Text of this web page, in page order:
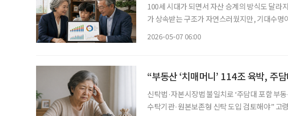
100세 시대가 되면서 자산 승계의 방식도 달라
가 상속받는 구조가 자연스러웠지만, 기대수
2026-05-07 06:00
신탁법·자본시장법 불일치로 ‘주담대 포함 부
수탁기관·원본보존형 신탁 도입 검토해야” 고령층의 치매머니(치매 환자가 보유한 자산) 대